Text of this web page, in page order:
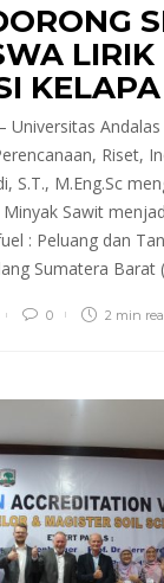
LIRIK
Universitas
Riset,
S.T., M.Eng.Sc
Sawit
: Peluang dan
Sumatera Barat
0 2 min